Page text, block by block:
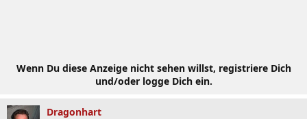
Wenn Du diese Anzeige nicht sehen willst, registriere Dich
und/oder logge Dich ein.
Dragonhart